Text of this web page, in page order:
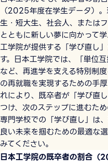
（2025年度在学生データ）
生・短大生、社会人、または
とともに新しい夢に向かって
工学院が提供する「学び直し
す。日本工学院では、「単位
など、再進学を支える特別制
の再就職を実現するための手
れにより、既卒者が「学び直
つけ、次のステップに進むため
専門学校での「学び直し」は
良い未来を掴むための最適な
みてください。
日本工学院の既卒者の割合（